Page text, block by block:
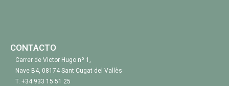
CONTACTO
Carrer de Victor Hugo nº 1,
Nave B4, 08174 Sant Cugat del Vallès
T. +34 933 15 51 25